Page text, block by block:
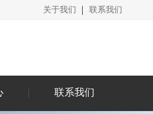
关于我们 联系我们
联系我们